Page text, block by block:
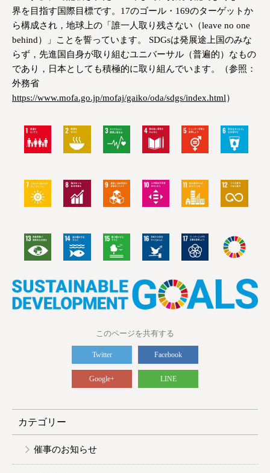
界を目指す国際目標です。17のゴール・169のターゲットか
ら構成され，地球上の「誰一人取り残さない（leave no one
behind）」ことを誓っています。 SDGsは発展途上国のみな
らず，先進国自身が取り組むユニバーサル（普遍的）なもの
であり，日本としても積極的に取り組んでいます。（参照：
外務省
https://www.mofa.go.jp/mofaj/gaiko/oda/sdgs/index.html）
このページを共有する
Twitter Facebook
Google+ LINE
カテゴリー
催事のお知らせ